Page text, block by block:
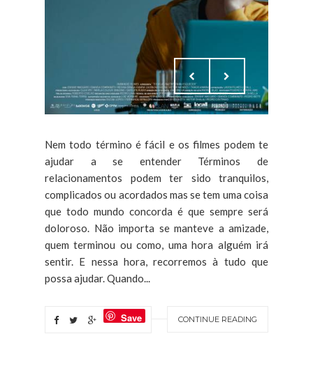
Nem todo término é fácil e os filmes podem te
ajudar a se entender Términos de
relacionamentos podem ter sido tranquilos,
complicados ou acordados mas se tem uma coisa
que todo mundo concorda é que sempre será
doloroso. Não importa se manteve a amizade,
quem terminou ou como, uma hora alguém irá
sentir. E nessa hora, recorremos à tudo que
possa ajudar. Quando...
CONTINUE READING
Save